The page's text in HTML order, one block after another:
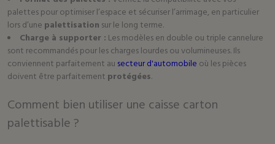
palettes pour optimiser l’espace et sécuriser l’arrimage, en particulier
lors d’une palettisation sur le long terme.
Charge à supporter : Les modèles en double ou triple cannelure
sont recommandés pour les charges lourdes ou volumineuses. Ils
conviennent parfaitement au secteur d'automobile où les pièces
doivent être parfaitement protégées.
Comment bien utiliser une caisse carton
palettisable ?